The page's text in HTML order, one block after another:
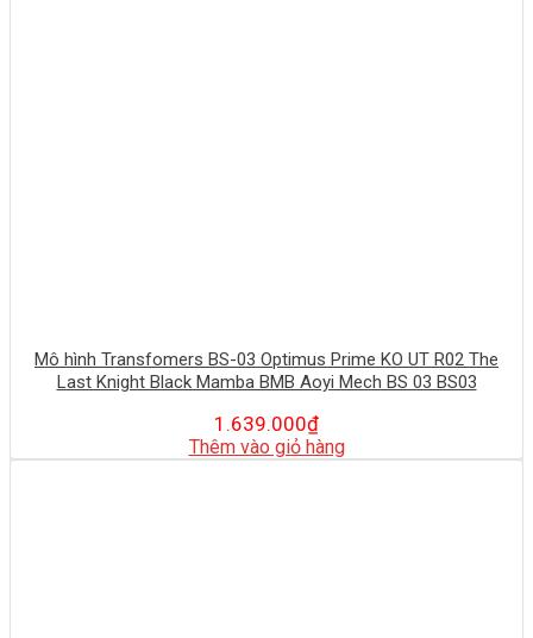
Mô hình Transfomers BS-03 Optimus Prime KO UT R02 The
Last Knight Black Mamba BMB Aoyi Mech BS 03 BS03
1.639.000₫
Thêm vào giỏ hàng